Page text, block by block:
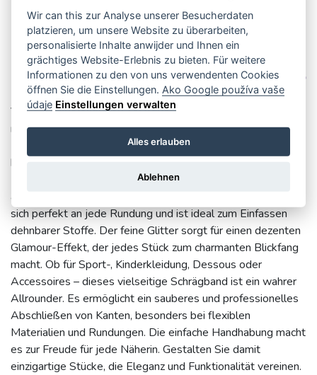
Breite: 2 cm
Farbe: rosa
Verleihen Sie Ihren Nähprojekten einen besonderen Glanz
mit unserem elastischen Schrägband aus Polyamid in zartem
Rosa und funkelndem Glitter. Das 20 mm breite Band
besticht durch exzellente Qualität: Das hochwertige
Polyamid-Material ist äußerst langlebig, formstabil und
angenehm weich im Griff. Seine hohe Elastizität schmiegt
sich perfekt an jede Rundung und ist ideal zum Einfassen
dehnbarer Stoffe. Der feine Glitter sorgt für einen dezenten
Glamour-Effekt, der jedes Stück zum charmanten Blickfang
macht. Ob für Sport-, Kinderkleidung, Dessous oder
Accessoires – dieses vielseitige Schrägband ist ein wahrer
Allrounder. Es ermöglicht ein sauberes und professionelles
Abschließen von Kanten, besonders bei flexiblen
Materialien und Rundungen. Die einfache Handhabung macht
es zur Freude für jede Näherin. Gestalten Sie damit
einzigartige Stücke, die Eleganz und Funktionalität vereinen.
Wir can this zur Analyse unserer Besucherdaten
platzieren, um unsere Website zu überarbeiten,
personalisierte Inhalte anwijder und Ihnen ein
grächtiges Website-Erlebnis zu bieten. Für weitere
Informationen zu den von uns verwendenten Cookies
öffnen Sie die Einstellungen. Ako Google používa vaše
údaje Einstellungen verwalten
Alles erlauben
Ablehnen